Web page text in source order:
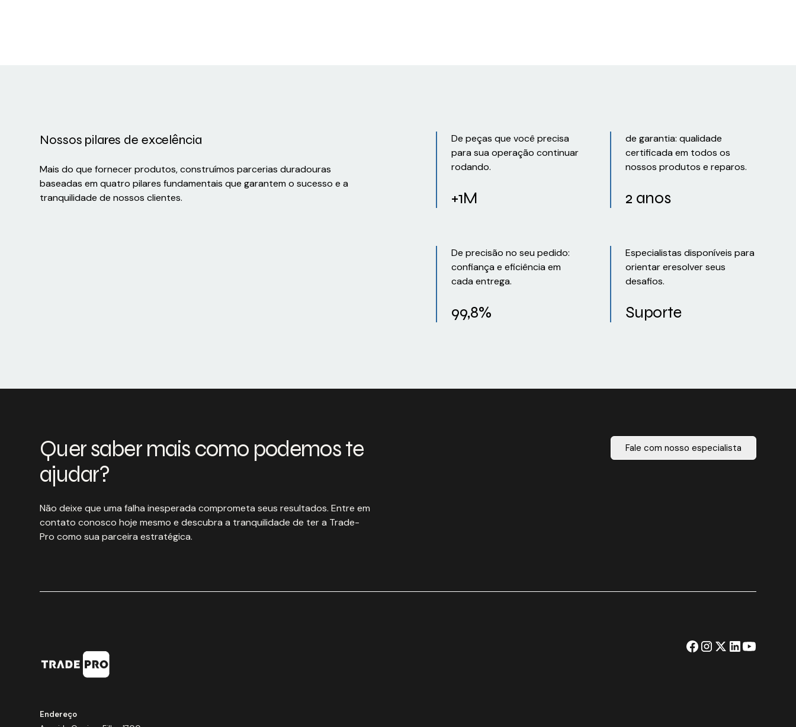
Nossos pilares de excelência
Mais do que fornecer produtos, construímos parcerias duradouras
baseadas em quatro pilares fundamentais que garantem o sucesso e a
tranquilidade de nossos clientes.
De peças que você precisa
para sua operação continuar
rodando.
+1M
de garantia: qualidade
certificada em todos os
nossos produtos e reparos.
2 anos
De precisão no seu pedido:
confiança e eficiência em
cada entrega.
99,8%
Especialistas disponíveis para
orientar eresolver seus
desafios.
Suporte
Quer saber mais como podemos te
ajudar?
Não deixe que uma falha inesperada comprometa seus resultados. Entre em
contato conosco hoje mesmo e descubra a tranquilidade de ter a Trade-
Pro como sua parceira estratégica.
Fale com nosso especialista
Endereço